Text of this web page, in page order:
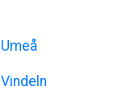
Umeå
Vindeln